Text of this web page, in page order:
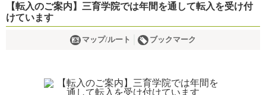
【転入のご案内】三育学院では年間を通して転入を受け付
けています
マップ/ルート ブックマーク